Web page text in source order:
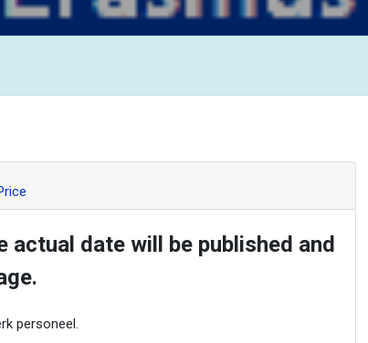
date will be published and
personeel.